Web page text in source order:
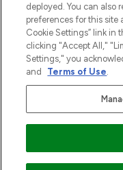
OVER
Betaal veilig met
deployed. You can also
preferences for this site
Cookie Settings” link in
clicking "Accept All,"
Settings," you
and
Terms of Use.